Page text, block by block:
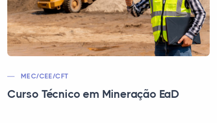
MEC/CEE/CFT
Curso Técnico em Mineração EaD